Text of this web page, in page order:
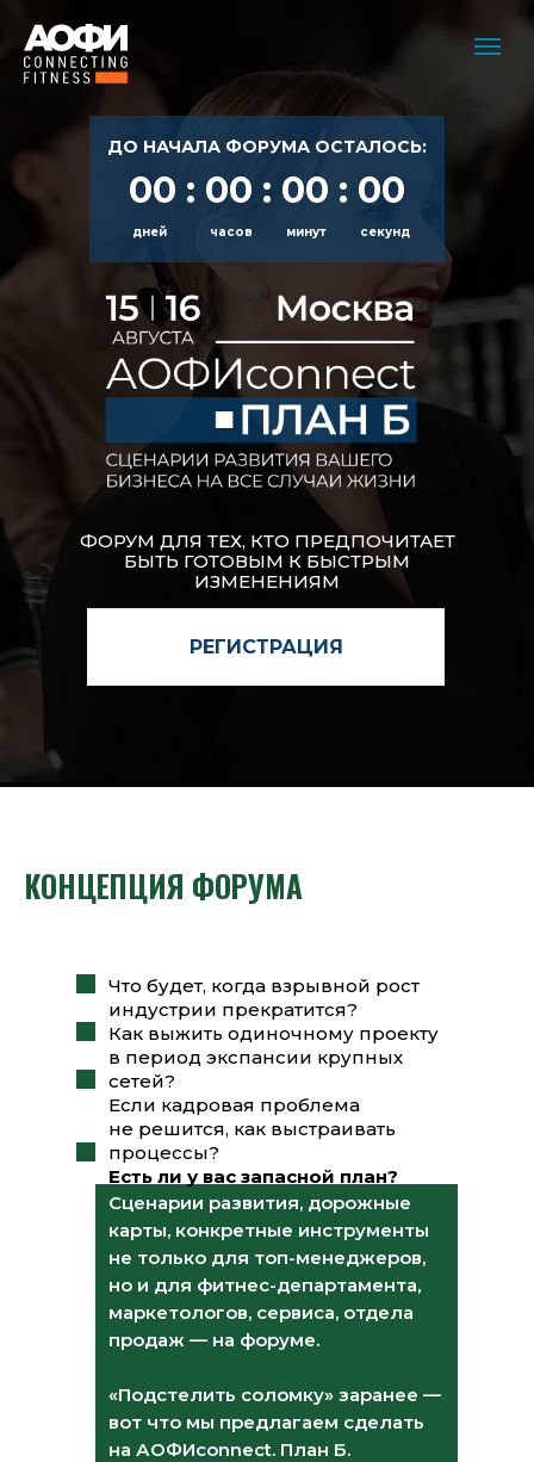
ФОРУМ ДЛЯ ТЕХ, КТО ПРЕДПОЧИТАЕТ
БЫТЬ ГОТОВЫМ К БЫСТРЫМ
ИЗМЕНЕНИЯМ
00 : 00 : 00 : 00
ДО НАЧАЛА ФОРУМА ОСТАЛОСЬ:
дней часов минут секунд
РЕГИСТРАЦИЯ
КОНЦЕПЦИЯ ФОРУМА
Сценарии развития, дорожные
карты, конкретные инструменты
не только для топ-менеджеров,
но и для фитнес-департамента,
маркетологов, сервиса, отдела
продаж — на форуме.
«Подстелить соломку» заранее —
вот что мы предлагаем сделать
на АОФИconnect. План Б.
Что будет, когда взрывной рост
индустрии прекратится?
Как выжить одиночному проекту
в период экспансии крупных
сетей?
Если кадровая проблема
не решится, как выстраивать
процессы?
Есть ли у вас запасной план?